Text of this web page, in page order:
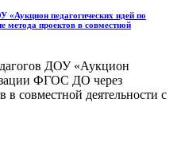
«Аукцион педагогических идей по
метода проектов в совместной
ДОУ «Аукцион
ФГОС ДО через
в совместной деятельности с